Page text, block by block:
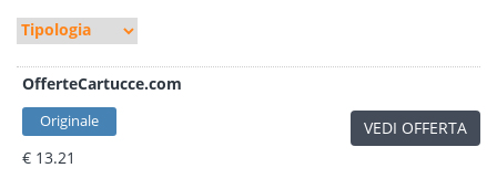
OfferteCartucce.com
Originale
€ 13.21
VEDI OFFERTA